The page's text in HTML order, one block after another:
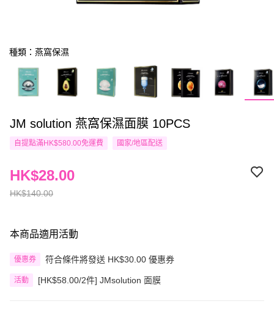
種類：燕窩保濕
JM solution 燕窩保濕面膜 10PCS
自提點滿HK$580.00免運費 國家/地區配送
HK$140.00
HK$28.00
本商品適用活動
優惠券 符合條件將發送 HK$30.00 優惠券
活動 [HK$58.00/2件] JMsolution 面膜